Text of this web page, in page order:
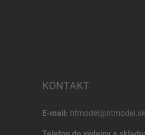
KONTAKT
E-mail: htmodel@htmodel.sk